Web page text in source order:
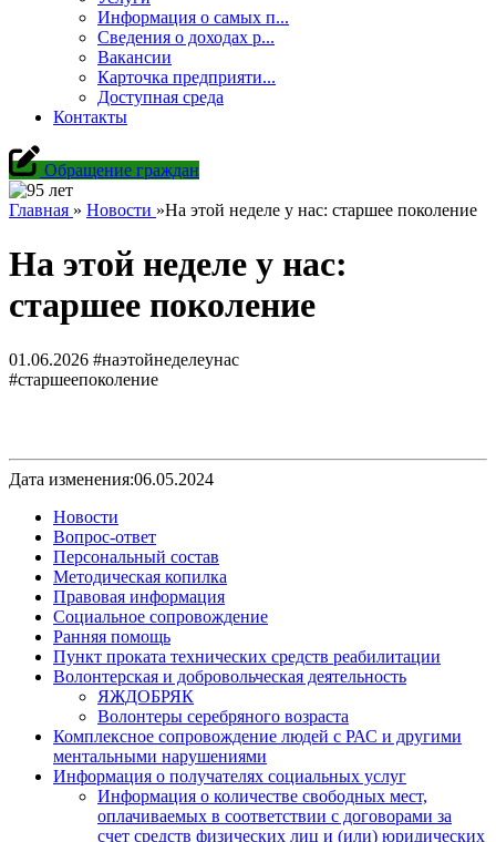
Информация о самых п...
Сведения о доходах р...
Вакансии
Карточка предприяти...
Доступная среда
Контакты
Обращение граждан
Главная » Новости »На этой неделе у нас: старшее поколение
На этой неделе у нас:
старшее поколение
01.06.2026 #наэтойнеделеунас
#старшеепоколение
Дата изменения:06.05.2024
Новости
Вопрос-ответ
Персональный состав
Методическая копилка
Правовая информация
Социальное сопровождение
Ранняя помощь
Пункт проката технических средств реабилитации
Волонтерская и добровольческая деятельность
ЯЖДОБРЯК
Волонтеры серебряного возраста
Комплексное сопровождение людей с РАС и другими
ментальными нарушениями
Информация о получателях социальных услуг
Информация о количестве свободных мест,
оплачиваемых в соответствии с договорами за
счет средств физических лиц и (или) юридических